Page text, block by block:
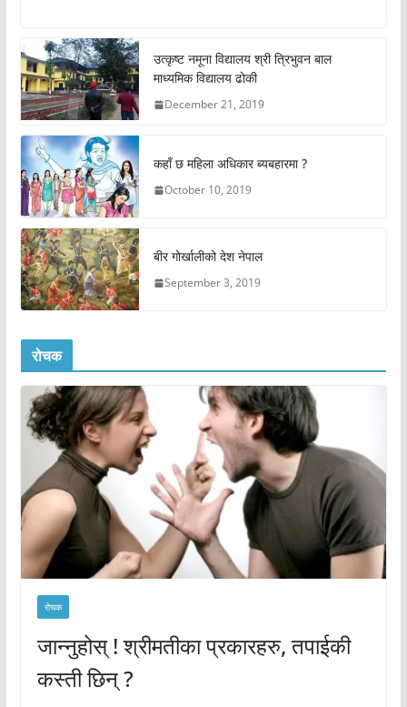
उत्कृष्ट नमूना विद्यालय श्री त्रिभुवन बाल
माध्यमिक विद्यालय ढोकी
December 21, 2019
कहाँ छ महिला अधिकार ब्यबहारमा ?
October 10, 2019
बीर गोर्खालीको देश नेपाल
September 3, 2019
रोचक
रोचक
जान्नुहोस् ! श्रीमतीका प्रकारहरु, तपाईकी
कस्ती छिन् ?